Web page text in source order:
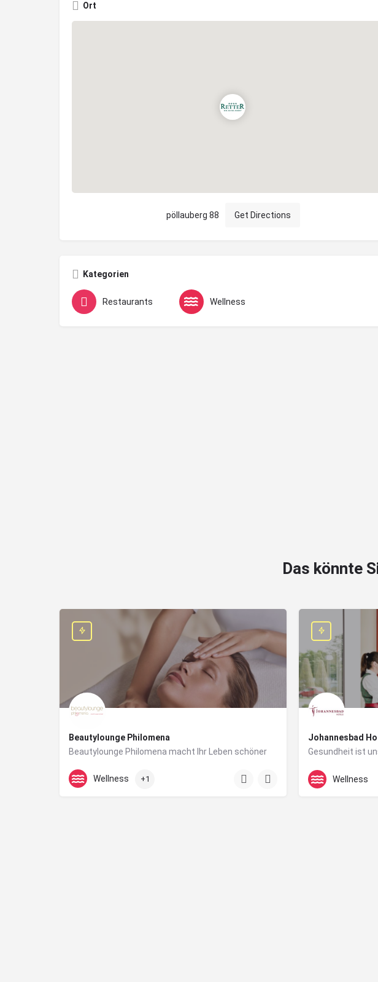
Ort
pöllauberg 88 Get Directions
Kategorien
Restaurants Wellness
Das könnte
Beautylounge Philomena
Beautylounge Philomena macht Ihr Leben schöner
+43 664 88 657 480
Hauptstraße 4 / 2 OG 4210 Gallneukirchen
Wellness +1
Johannesbad
Gesundheit ist
Bad Füssing
Wellness